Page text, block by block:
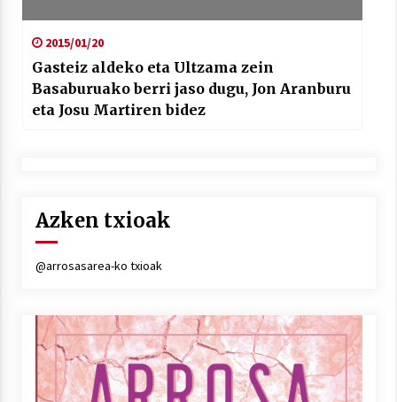
2015/01/20
Gasteiz aldeko eta Ultzama zein
Basaburuako berri jaso dugu, Jon Aranburu
eta Josu Martiren bidez
Azken txioak
@arrosasarea-ko txioak